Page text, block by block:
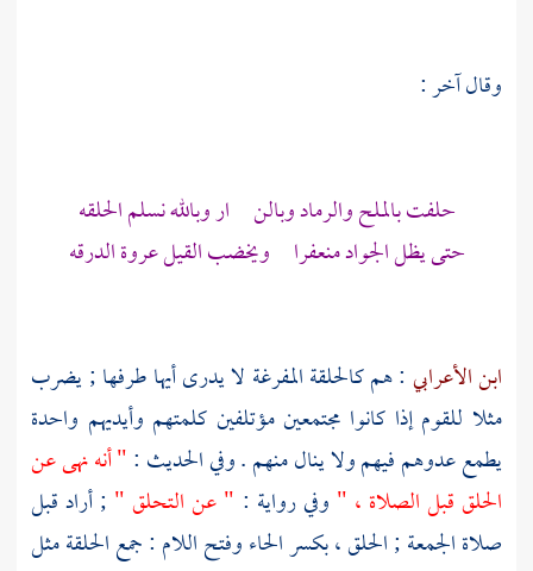
وقال آخر :
حلفت بالملح والرماد وبالن ار وبالله نسلم الحلقه
حتى يظل الجواد منعفرا ويخضب القيل عروة الدرقه
ابن الأعرابي : هم كالحلقة المفرغة لا يدرى أيها طرفها ; يضرب
مثلا للقوم إذا كانوا مجتمعين مؤتلفين كلمتهم وأيديهم واحدة
يطمع عدوهم فيهم ولا ينال منهم . وفي الحديث :" أنه نهى عن
الحلق قبل الصلاة ، " وفي رواية : " عن التحلق " ; أراد قبل
صلاة الجمعة ; الحلق ، بكسر الحاء وفتح اللام : جمع الحلقة مثل